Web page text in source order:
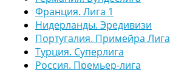
Франция. Лига 1
Нидерланды. Эредивизи
Португалия. Примейра Лига
Турция. Суперлига
Россия. Премьер-лига